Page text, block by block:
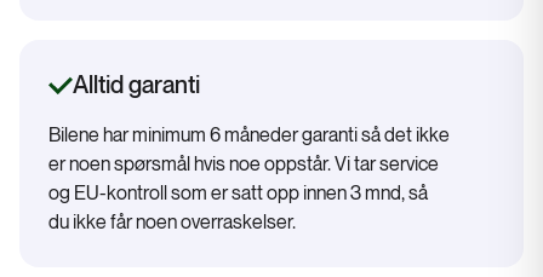
Alltid garanti
Bilene har minimum 6 måneder garanti så det ikke
er noen spørsmål hvis noe oppstår. Vi tar service
og EU-kontroll som er satt opp innen 3 mnd, så
du ikke får noen overraskelser.